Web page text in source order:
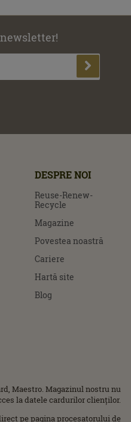
DESPRE NOI
Reuse-Renew-
Recycle
Magazine
Povestea noastră
Cariere
Hartă site
Blog
Maestro. Magazinul nostru nu
la datele cardurilor clienților.
pe pagina procesatorului de